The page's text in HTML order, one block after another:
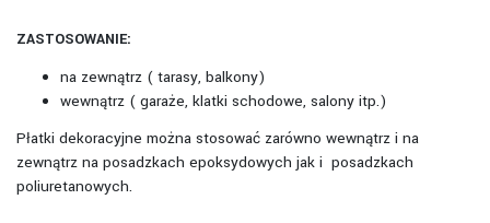
ZASTOSOWANIE:
na zewnątrz ( tarasy, balkony)
wewnątrz ( garaże, klatki schodowe, salony itp.)
Płatki dekoracyjne można stosować zarówno wewnątrz i na
zewnątrz na posadzkach epoksydowych jak i posadzkach
poliuretanowych.